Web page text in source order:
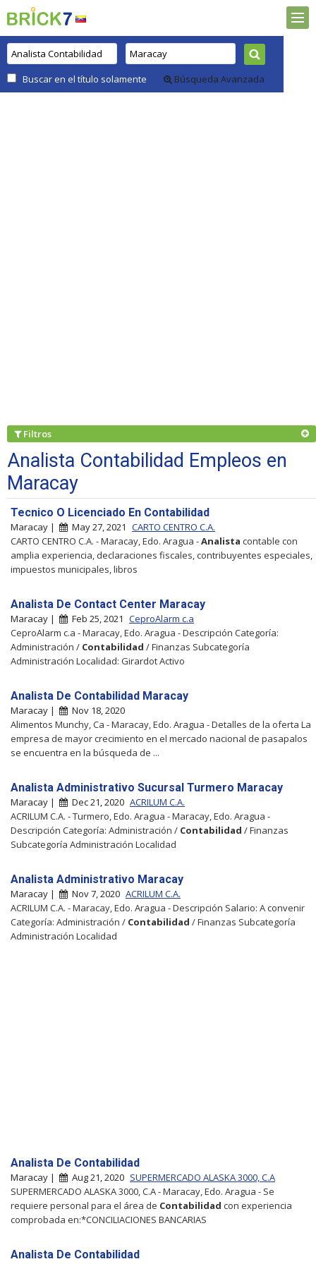
Buscar en el título solamente Búsqueda Avanzada
Filtros
Analista Contabilidad Empleos en
Maracay
Tecnico O Licenciado En Contabilidad
Maracay | May 27, 2021 CARTO CENTRO C.A.
CARTO CENTRO C.A. - Maracay, Edo. Aragua -Analista contable con
amplia experiencia, declaraciones fiscales, contribuyentes especiales,
impuestos municipales, libros
Analista De Contact Center Maracay
Maracay | Feb 25, 2021 CeproAlarm c.a
CeproAlarm c.a - Maracay, Edo. Aragua - Descripción Categoría:
Administración / Contabilidad / Finanzas Subcategoría
Administración Localidad: Girardot Activo
Analista De Contabilidad Maracay
Maracay |
Nov 18, 2020
Alimentos Munchy, Ca - Maracay, Edo. Aragua - Detalles de la oferta La
empresa de mayor crecimiento en el mercado nacional de pasapalos
se encuentra en la búsqueda de ...
Analista Administrativo Sucursal Turmero Maracay
Maracay | Dec 21, 2020 ACRILUM C.A.
ACRILUM C.A. - Turmero, Edo. Aragua - Maracay, Edo. Aragua -
Descripción Categoría: Administración / Contabilidad / Finanzas
Subcategoría Administración Localidad
Analista Administrativo Maracay
Maracay | Nov 7, 2020 ACRILUM C.A.
ACRILUM C.A. - Maracay, Edo. Aragua - Descripción Salario: A convenir
Categoría: Administración / Contabilidad / Finanzas Subcategoría
Administración Localidad
Analista De Contabilidad
Maracay | Aug 21, 2020 SUPERMERCADO ALASKA 3000, C.A
SUPERMERCADO ALASKA 3000, C.A - Maracay, Edo. Aragua - Se
requiere personal para el área de Contabilidad con experiencia
comprobada en:*CONCILIACIONES BANCARIAS
Analista De Contabilidad